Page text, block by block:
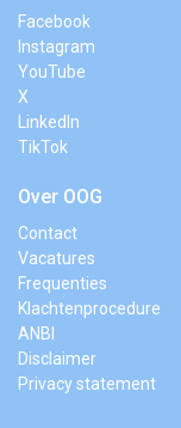
Facebook
Instagram
YouTube
X
LinkedIn
TikTok
Over OOG
Contact
Vacatures
Frequenties
Klachtenprocedure
ANBI
Disclaimer
Privacy statement